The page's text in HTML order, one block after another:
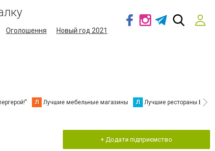
Оголошення Новый год 2021
Л Лучшие мебельные магазины Л Лучшие рестораны
+ Додати підприємство